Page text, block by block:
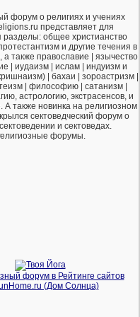
форум о религиях и учениях
представляет для
разделы: общее христианство
и другие течения в
а также православие | язычество
| иудаизм | ислам | индуизм и
| бахаи | зороастризм |
| философию | сатанизм |
астрологию, экстрасенсов, и
А также новинка на религиозном
сектоведческий форум о
и сектоведах.
форумы.